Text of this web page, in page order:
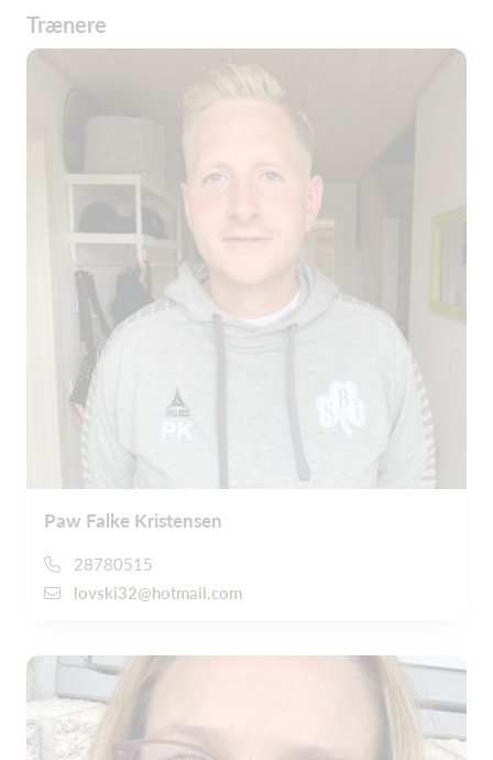
Trænere
Paw Falke Kristensen
28780515
lovski32@hotmail.com